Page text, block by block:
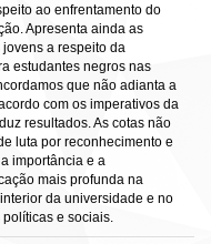
ao enfrentamento do
Apresenta ainda as
a respeito da
estudantes negros nas
que não adianta a
com os imperativos da
resultados. As cotas não
luta por reconhecimento e
importância e a
mais profunda na
da universidade e no
e sociais.